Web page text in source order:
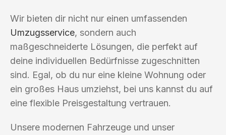
Wir bieten dir nicht nur einen umfassenden
Umzugsservice, sondern auch
maßgeschneiderte Lösungen, die perfekt auf
deine individuellen Bedürfnisse zugeschnitten
sind. Egal, ob du nur eine kleine Wohnung oder
ein großes Haus umziehst, bei uns kannst du auf
eine flexible Preisgestaltung vertrauen.
Unsere modernen Fahrzeuge und unser